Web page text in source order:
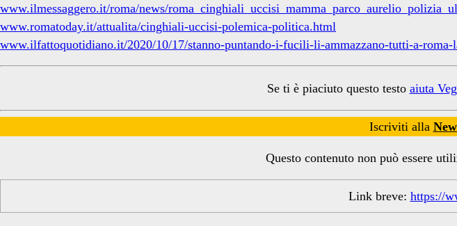
www.ilmessaggero.it/roma/news/
www.romatoday.it/attualita/cinghiali-uccisi-polemica-politica.html
www.ilfattoquotidiano.it/2020/10/17/stanno-puntando-i-fucili-li-ammazzano-tutti-a-
Se ti è piaciuto questo testo aiuta
Iscriviti alla
Questo contenuto non può essere
Link breve: https://